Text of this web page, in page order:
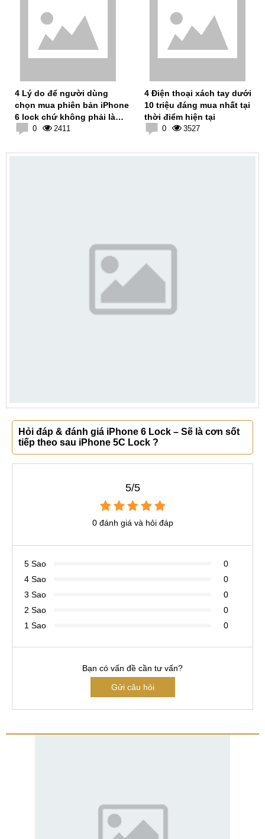
4 Lý do để người dùng
chọn mua phiên bản iPhone
6 lock chứ không phải là
bản quốc tế
0 2411
4 Điện thoại xách tay dưới
10 triệu đáng mua nhất tại
thời điểm hiện tại
0 3527
Hỏi đáp & đánh giá iPhone 6 Lock – Sẽ là cơn sốt
tiếp theo sau iPhone 5C Lock ?
5/5
0 đánh giá và hỏi đáp
5 Sao
0
4 Sao
0
3 Sao
0
2 Sao
0
1 Sao
0
Bạn có vấn đề cần tư vấn?
Gửi câu hỏi